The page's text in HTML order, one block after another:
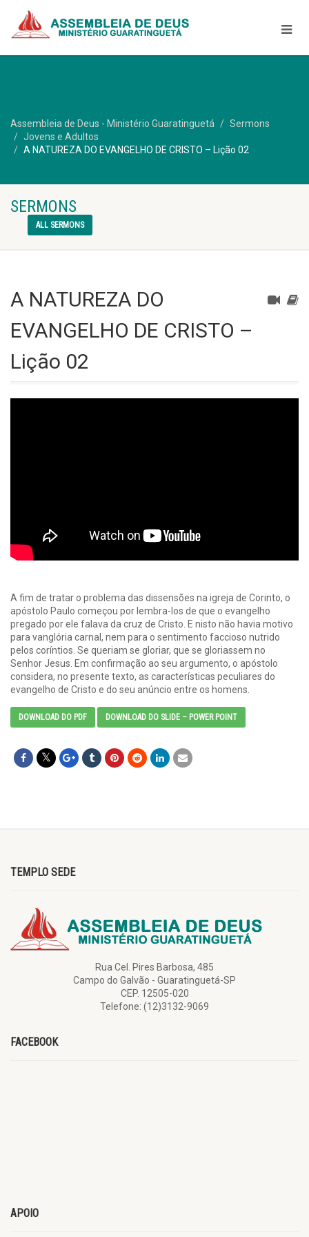
Assembleia de Deus - Ministério Guaratinguetá
Sermons
Jovens e Adultos
A NATUREZA DO EVANGELHO DE CRISTO – Lição 02
SERMONS
ALL SERMONS
A NATUREZA DO
EVANGELHO DE CRISTO –
Lição 02
A fim de tratar o problema das dissensões na igreja de Corinto, o
apóstolo Paulo começou por lembra-los de que o evangelho
pregado por ele falava da cruz de Cristo. E nisto não havia motivo
para vanglória carnal, nem para o sentimento faccioso nutrido
pelos coríntios. Se queriam se gloriar, que se gloriassem no
Senhor Jesus. Em confirmação ao seu argumento, o apóstolo
considera, no presente texto, as características peculiares do
evangelho de Cristo e do seu anúncio entre os homens.
DOWNLOAD DO PDF DOWNLOAD DO SLIDE – POWER POINT
TEMPLO SEDE
Rua Cel. Pires Barbosa, 485
Campo do Galvão - Guaratinguetá-SP
CEP. 12505-020
Telefone: (12)3132-9069
FACEBOOK
APOIO